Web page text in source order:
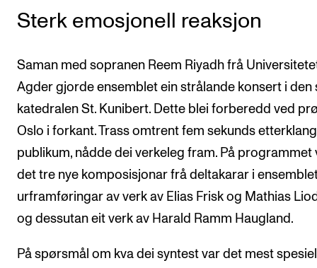
Sterk emosjonell reaksjon
Saman med sopranen Reem Riyadh frå
Agder gjorde ensemblet ein strålande konsert i den
katedralen St. Kunibert. Dette blei forberedd ved
Oslo i forkant. Trass omtrent fem sekunds
publikum, nådde dei verkeleg fram. På programmet
det tre nye komposisjonar frå deltakarar i
urframføringar av verk av Elias Frisk og Mathias
og dessutan eit verk av Harald Ramm Haugland.
På spørsmål om kva dei syntest var det mest